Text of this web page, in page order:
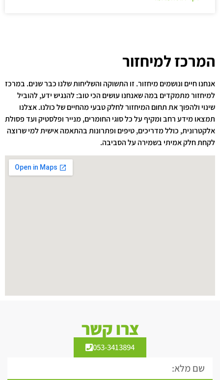
המרכז למיחזור
אנחנו חיים ונושמים מיחזור. זו התשוקה והשליחות שלנו כבר שנים. במרכז
למיחזור מתמקדים במה שאנחנו עושים הכי טוב: להנגיש ידע, להוביל
שינוי ולהפוך את תחום המיחזור לחלק טבעי מהחיים של כולנו. אצלנו
תמצאו מידע רחב ומקיף על כל סוגי החומרים, מנייר ופלסטיק ועד פסולת
אלקטרונית, כולל מדריכים, טיפים ופתרונות בהתאמה אישית למי שרוצה
לקחת חלק אמיתי בשמירה על הסביבה.
צרו קשר
053-3413894